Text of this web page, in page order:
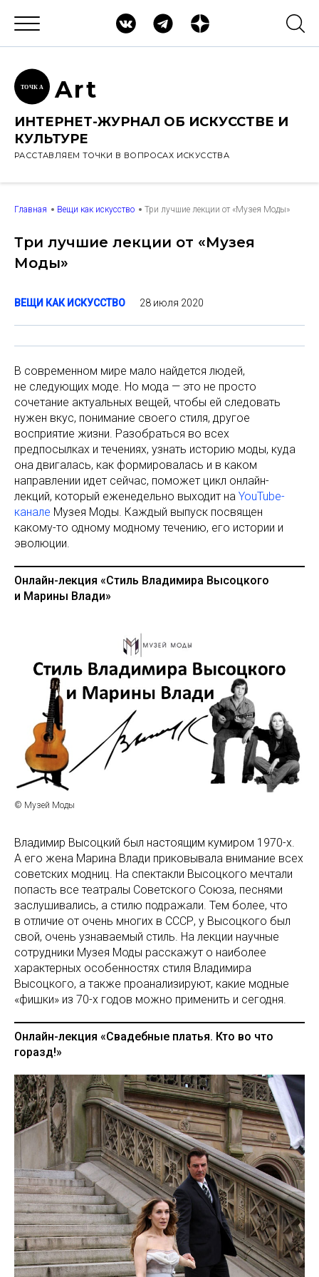
ТОЧК А Art
ИНТЕРНЕТ-ЖУРНАЛ ОБ ИСКУССТВЕ И
КУЛЬТУРЕ
РАССТАВЛЯЕМ ТОЧКИ В ВОПРОСАХ ИСКУССТВА
Главная Вещи как искусство Три лучшие лекции от «Музея Моды»
Три лучшие лекции от «Музея
Моды»
ВЕЩИ КАК ИСКУССТВО 28 июля 2020
В современном мире мало найдется людей,
не следующих моде. Но мода — это не просто
сочетание актуальных вещей, чтобы ей следовать
нужен вкус, понимание своего стиля, другое
восприятие жизни. Разобраться во всех
предпосылках и течениях, узнать историю моды, куда
она двигалась, как формировалась и в каком
направлении идет сейчас, поможет цикл онлайн-
лекций, который еженедельно выходит на YouTube-
канале Музея Моды. Каждый выпуск посвящен
какому-то одному модному течению, его истории и
эволюции.
Онлайн-лекция «Стиль Владимира Высоцкого
и Марины Влади»
© Музей Моды
Владимир Высоцкий был настоящим кумиром 1970-х.
А его жена Марина Влади приковывала внимание всех
советских модниц. На спектакли Высоцкого мечтали
попасть все театралы Советского Союза, песнями
заслушивались, а стилю подражали. Тем более, что
в отличие от очень многих в СССР, у Высоцкого был
cвой, очень узнаваемый стиль. На лекции научные
сотрудники Музея Моды расскажут о наиболее
характерных особенностях стиля Владимира
Высоцкого, а также проанализируют, какие модные
«фишки» из 70-х годов можно применить и сегодня.
Онлайн-лекция «Свадебные платья. Кто во что
горазд!»